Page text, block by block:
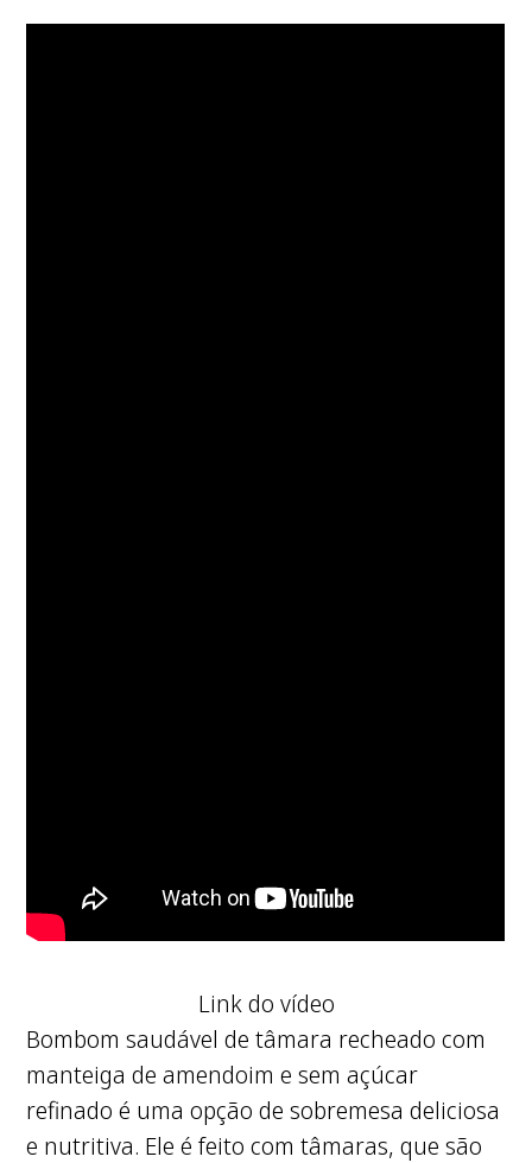
Link do vídeo
Bombom saudável de tâmara recheado com
manteiga de amendoim e sem açúcar
refinado é uma opção de sobremesa deliciosa
e nutritiva. Ele é feito com tâmaras, que são